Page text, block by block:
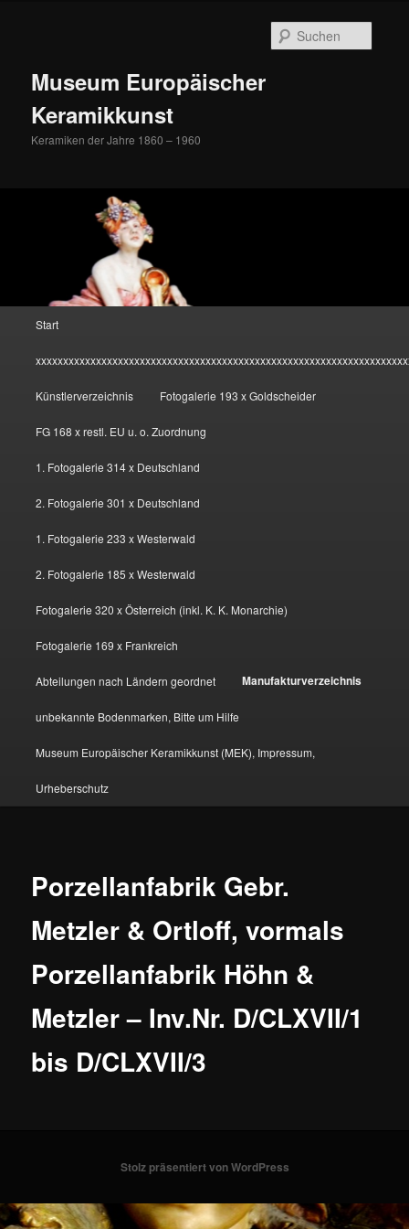
Museum Europäischer
Keramikkunst
Keramiken der Jahre 1860 – 1960
Start
Künstlerverzeichnis Fotogalerie 193 x Goldscheider
FG 168 x restl. EU u. o. Zuordnung
1. Fotogalerie 314 x Deutschland
2. Fotogalerie 301 x Deutschland
1. Fotogalerie 233 x Westerwald
2. Fotogalerie 185 x Westerwald
Fotogalerie 320 x Österreich (inkl. K. K. Monarchie)
Fotogalerie 169 x Frankreich
Abteilungen nach Ländern geordnet Manufakturverzeichnis
unbekannte Bodenmarken, Bitte um Hilfe
Museum Europäischer Keramikkunst (MEK), Impressum,
Urheberschutz
Porzellanfabrik Gebr.
Metzler & Ortloff, vormals
Porzellanfabrik Höhn &
Metzler – Inv.Nr. D/CLXVII/1
bis D/CLXVII/3
Stolz präsentiert von WordPress